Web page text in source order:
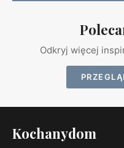
Odkryj więcej
Kochanydom